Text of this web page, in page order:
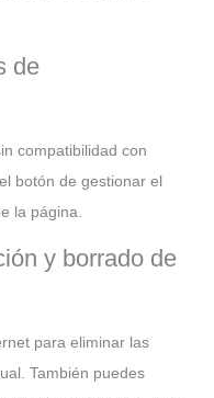
de
compatibilidad con
botón de gestionar el
la página.
y borrado de
para eliminar las
También puedes